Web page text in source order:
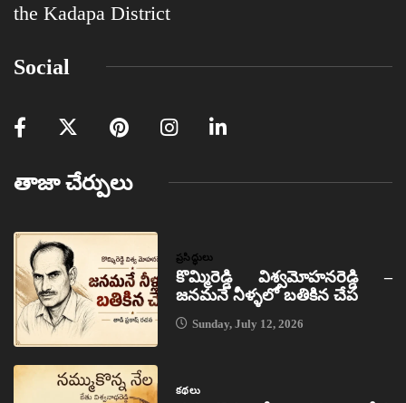
the Kadapa District
Social
తాజా చేర్పులు
ప్రసిద్ధులు
కొమ్మిరెడ్డి విశ్వమోహనరెడ్డి –
జనమనే నీళ్ళలో బతికిన చేప
Sunday, July 12, 2026
కథలు